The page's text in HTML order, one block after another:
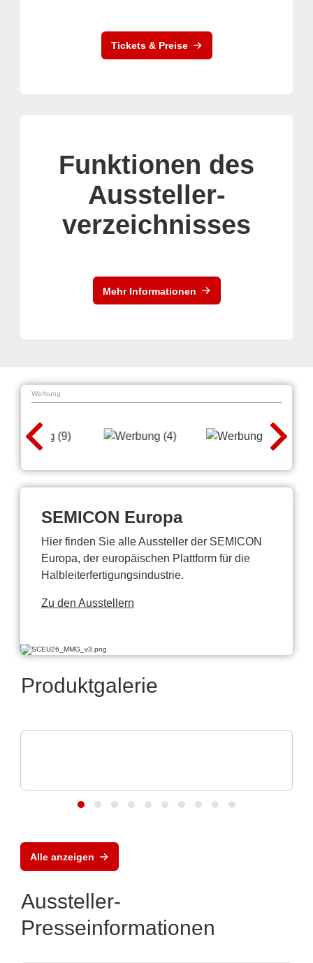
Tickets & Preise
Funktionen des
Aussteller-
verzeichnisses
Mehr Informationen
Werbung
SEMICON Europa
Hier finden Sie alle Aussteller der SEMICON
Europa, der europäischen Plattform für die
Halbleiterfertigungsindustrie.
Zu den Ausstellern
Produktgalerie
Alle anzeigen
Aussteller-
Presseinformationen